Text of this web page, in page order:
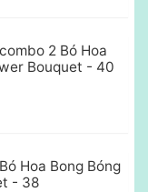
2 Bó Hoa
Bouquet - 40
Hoa Bong Bóng
- 38